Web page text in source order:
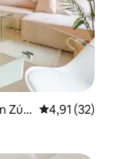
Zúri Calificación
4,91 (32)